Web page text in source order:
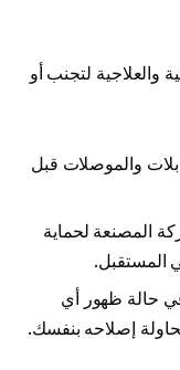
والعلاجية لتجنب أو
والموصلات قبل
المصنعة لحماية
في حالة ظهور أي
إصلاحه بنفسك.